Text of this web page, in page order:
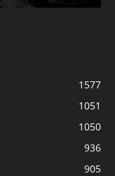
1577
1051
1050
936
905